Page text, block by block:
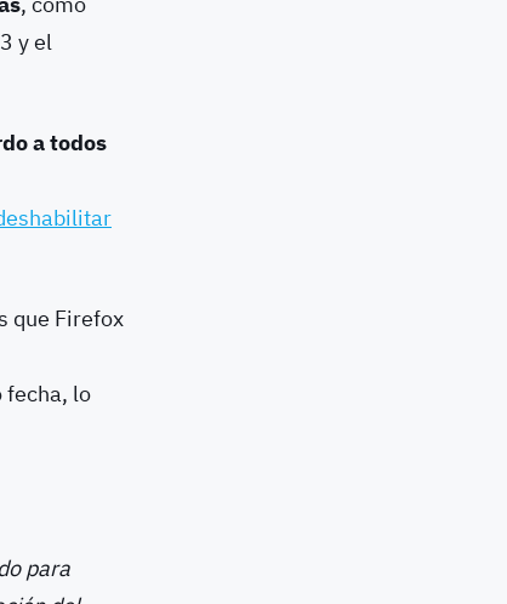
y el
a todos
que Firefox
fecha, lo
para